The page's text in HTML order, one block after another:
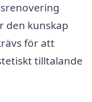
den kunskap
för att
tilltalande